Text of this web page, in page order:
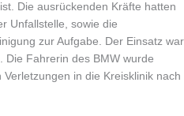
Die ausrückenden Kräfte hatten
Unfallstelle, sowie die
zur Aufgabe. Der Einsatz war
Die Fahrerin des BMW wurde
in die Kreisklinik nach